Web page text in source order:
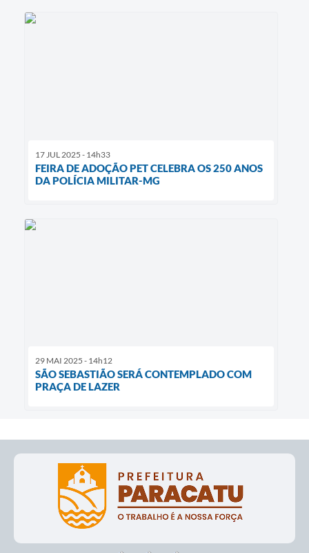
17 JUL 2025 - 14h33
FEIRA DE ADOÇÃO PET CELEBRA OS 250 ANOS
DA POLÍCIA MILITAR-MG
29 MAI 2025 - 14h12
SÃO SEBASTIÃO SERÁ CONTEMPLADO COM
PRAÇA DE LAZER